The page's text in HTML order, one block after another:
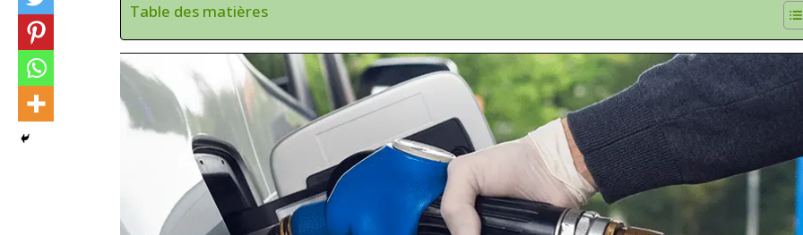
Table des matières